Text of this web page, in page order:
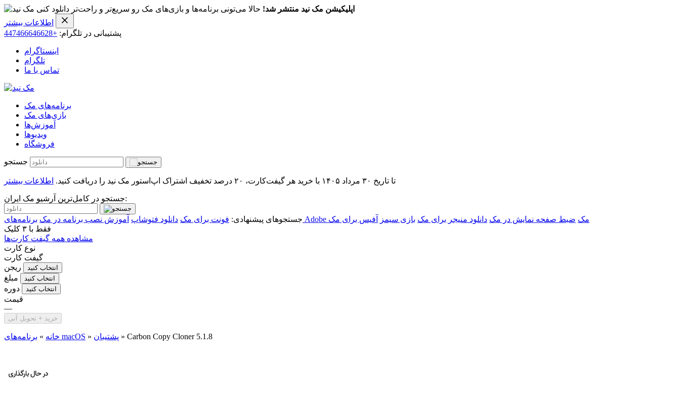
اپلیکیشن مک نید منتشر شد! حالا می‌تونی برنامه‌ها و بازی‌های مک رو سریع‌تر و راحت‌تر دانلود کنی
اطلاعات بیشتر
پشتیبانی در تلگرام: +447466646628
اینستاگرام
تلگرام
تماس با ما
برنامه‌های مک
بازی‌های مک
آموزش‌ها
ویدیو‌ها
فروشگاه
جستجو
تا تاریخ ۳۰ مرداد ۱۴۰۵ با خرید هر گیفت‌کارت، ۲۰ درصد تخفیف اشتراک اپ‌استور مک نید را دریافت کنید. اطلاعات بیشتر
جستجو در کامل‌ترین آرشیو مک ایران:
جستجوهای پیشنهادی: فونت برای مک دانلود فتوشاپ آموزش نصب برنامه در مک برنامه‌های Adobe مک ضبط صفحه نمایش در مک دانلود منیجر برای مک بازی سیمز
آفیس برای مک
فقط با ۳ کلیک
مشاهده همه گیفت کارت‌ها
نوع کارت
گیفت کارت
ریجن
انتخاب کنید
مبلغ انتخاب کنید
دوره انتخاب کنید
قیمت
—
خرید + تحویل آنی
خانه » برنامه‌های macOS » پشتیبان » Carbon Copy Cloner 5.1.8